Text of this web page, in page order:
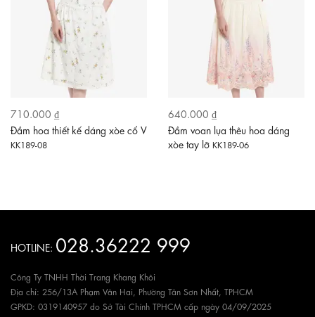
710.000 ₫
Đầm hoa thiết kế dáng xòe cổ V
KK189-08
640.000 ₫
Đầm voan lụa thêu hoa dáng
xòe tay lỡ KK189-06
HOTLINE: 028.36222 999
Công Ty TNHH Thời Trang Khang Khôi
Địa chỉ: 256/13A Phạm Văn Hai, Phường Tân Sơn Nhất, TPHCM
GPKD: 0319140957 do Sở Tài Chính TPHCM cấp ngày 04/09/2025